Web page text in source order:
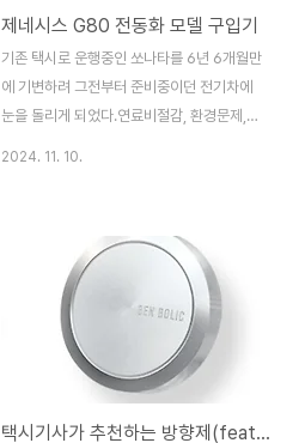
제네시스 G80 전동화 모델 구입기
기존 택시로 운행중인 쏘나타를 6년 6개월만
에 기변하려 그전부터 준비중이던 전기차에
눈을 돌리게 되었다.연료비절감, 환경문제,
이오닉 시리즈를 생각 안한건 아니지만, 차량
전고문제, 고질적인 싼마이재로로 인한 소음
문제더구나 용량이 작은 배터리 문제로 나에
겐 아니다 라는 생각이 더 들게 만들었다.2열
후석 모너터 뺀 풀옵션이다. 1억131만원 후
덜덜한 금액. 쏘나타 5대값. 헐.... 2025년
새로운 페이스리프트 신형을 알아보기도 했
2024. 11. 10.
택시기사가 추천하는 방향제(feat.Benbolic)